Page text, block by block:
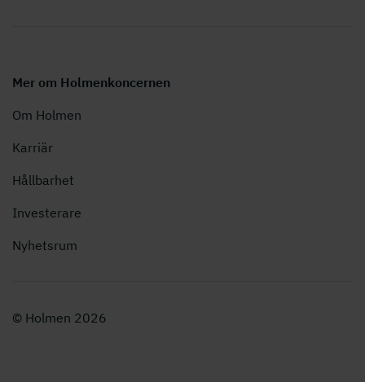
Mer om Holmenkoncernen
Om Holmen
Karriär
Hållbarhet
Investerare
Nyhetsrum
© Holmen 2026